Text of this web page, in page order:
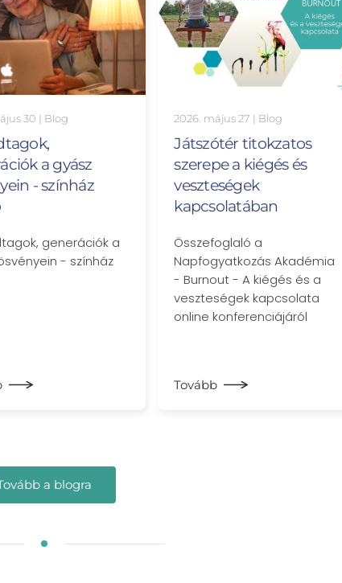
30 | Blog
a gyász
- színház
generációk a
- színház
2026. május 27 | Blog
Játszótér titokzatos
szerepe a kiégés és
veszteségek
kapcsolatában
Összefoglaló a
Napfogyatkozás Akadémia
- Burnout - A kiégés és a
veszteségek kapcsolata
online konferenciájáról
Tovább
a blogra